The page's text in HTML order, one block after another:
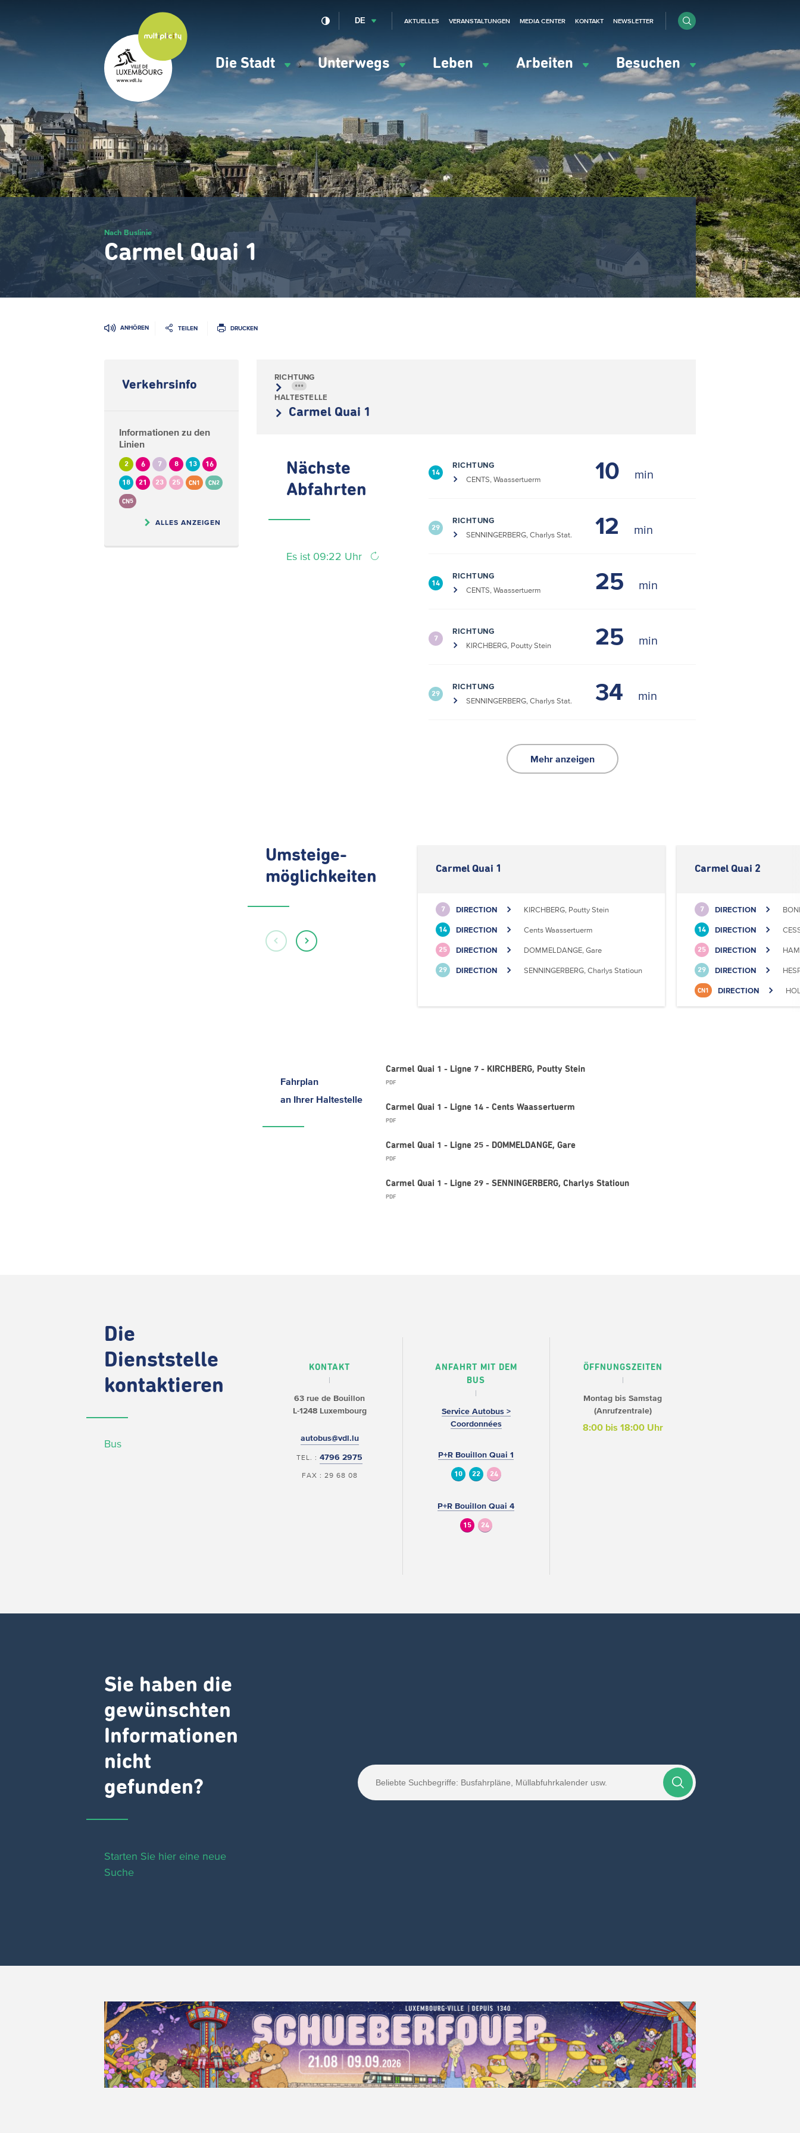
gehen
Navigation
principale
Die Stadt Unterwegs Leben Arbeiten Besuchen
DE AKTUELLES VERANSTALTUNGEN MEDIA CENTER KONTAKT NEWSLETTER
Nach Buslinie
Carmel Quai 1
ANHÖREN TEILEN DRUCKEN
Verkehrsinfo
Informationen zu den
Linien
2 6 7 8 13 16
18 21 23 25 CN1 CN2
CN5
ALLES ANZEIGEN
RICHTUNG
•••
HALTESTELLE
Carmel Quai 1
Nächste
Abfahrten
Es ist 09:22 Uhr
14
RICHTUNG
CENTS, Waassertuerm
10
29
RICHTUNG
SENNINGERBERG, Charlys Stat.
12
14
RICHTUNG
CENTS, Waassertuerm
25
7
RICHTUNG
KIRCHBERG, Poutty Stein
25
29
RICHTUNG
SENNINGERBERG, Charlys Stat.
34
Mehr anzeigen
Umsteige-
möglichkeiten
Carmel Quai 1
7 DIRECTION KIRCHBERG, Poutty Stein
14 DIRECTION Cents Waassertuerm
25 DIRECTION DOMMELDANGE, Gare
29 DIRECTION SENNINGERBERG, Charlys Statioun
Carmel Quai 2
7 DIRECTION
14 DIRECTION
25 DIRECTION
29 DIRECTION
CN1 DIRECTION
Fahrplan
an Ihrer Haltestelle
Carmel Quai 1 - Ligne 7 - KIRCHBERG, Poutty Stein
PDF
Carmel Quai 1 - Ligne 14 - Cents Waassertuerm
PDF
Carmel Quai 1 - Ligne 25 - DOMMELDANGE, Gare
PDF
Carmel Quai 1 - Ligne 29 - SENNINGERBERG, Charlys Statioun
PDF
Die
Dienststelle
kontaktieren
Bus
KONTAKT
63 rue de Bouillon
L-1248 Luxembourg
autobus@vdl.lu
TEL. :4796 2975
FAX : 29 68 08
ANFAHRT MIT DEM
BUS
Service Autobus >
Coordonnées
P+R Bouillon Quai 1
10 22 24
P+R Bouillon Quai 4
15 24
ÖFFNUNGSZEITEN
Montag bis Samstag
(Anrufzentrale)
8:00 bis 18:00 Uhr
Sie haben die
gewünschten
Informationen
nicht
gefunden?
Starten Sie hier eine neue
Suche